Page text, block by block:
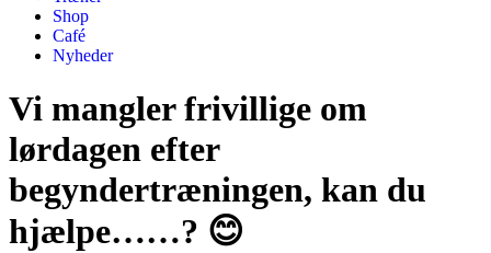
Shop
Café
Nyheder
Vi mangler frivillige om
lørdagen efter
begyndertræningen, kan du
hjælpe……? 😊